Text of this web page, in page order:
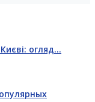
огляд…